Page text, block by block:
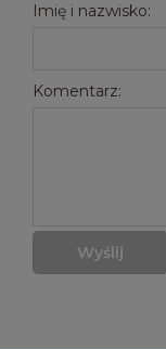
Imię i nazwisko:
Komentarz:
Wyślij